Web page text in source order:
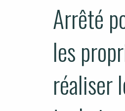
Arrêté
les
réaliser